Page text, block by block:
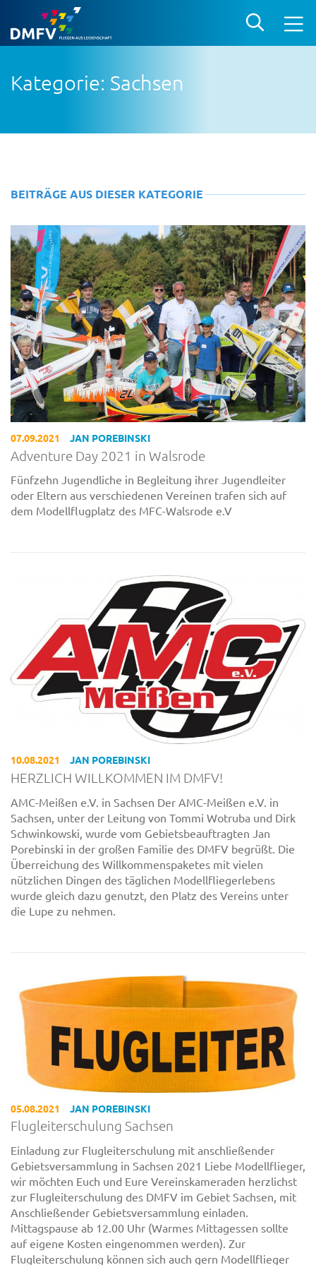
Kategorie: Sachsen
BEITRÄGE AUS DIESER KATEGORIE
07.09.2021 JAN POREBINSKI
Adventure Day 2021 in Walsrode
Fünfzehn Jugendliche in Begleitung ihrer Jugendleiter
oder Eltern aus verschiedenen Vereinen trafen sich auf
dem Modellflugplatz des MFC-Walsrode e.V
10.08.2021 JAN POREBINSKI
HERZLICH WILLKOMMEN IM DMFV!
AMC-Meißen e.V. in Sachsen Der AMC-Meißen e.V. in
Sachsen, unter der Leitung von Tommi Wotruba und Dirk
Schwinkowski, wurde vom Gebietsbeauftragten Jan
Porebinski in der großen Familie des DMFV begrüßt. Die
Überreichung des Willkommenspaketes mit vielen
nützlichen Dingen des täglichen Modellfliegerlebens
wurde gleich dazu genutzt, den Platz des Vereins unter
die Lupe zu nehmen.
05.08.2021 JAN POREBINSKI
Flugleiterschulung Sachsen
Einladung zur Flugleiterschulung mit anschließender
Gebietsversammlung in Sachsen 2021 Liebe Modellflieger,
wir möchten Euch und Eure Vereinskameraden herzlichst
zur Flugleiterschulung des DMFV im Gebiet Sachsen, mit
Anschließender Gebietsversammlung einladen.
Mittagspause ab 12.00 Uhr (Warmes Mittagessen sollte
auf eigene Kosten eingenommen werden). Zur
Flugleiterschulung können sich auch gern Modellflieger